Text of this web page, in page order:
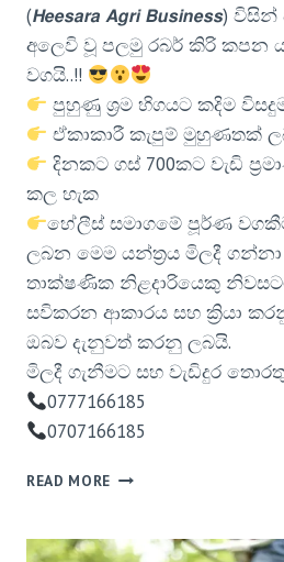
(𝙃𝙚𝙚𝙨𝙖𝙧𝙖 𝘼𝙜𝙧𝙞 𝘽𝙪𝙨𝙞𝙣𝙚𝙨𝙨)
අලෙවි වූ පලමු රබර් කිරි කපන
වගයි..!!
පුහුණු ශ්‍රම හිගයට කදිම
ඒකාකාරී කැපුම් මුහුණතක්
දිනකට ගස් 700කට වැඩි
කල හැක
හේලීස් සමාගමේ පූර්ණ
ලබන මෙම යන්ත්‍රය මිලදී
තාක්ෂණික නිළදාරියෙකු
සවිකරන ආකාරය සහ ක්‍රියා
ඔබව දැනුවත් කරනු ලබයි.
මිලදී ගැනීමට සහ වැඩිදුර
0777166185
0707166185
READ MORE